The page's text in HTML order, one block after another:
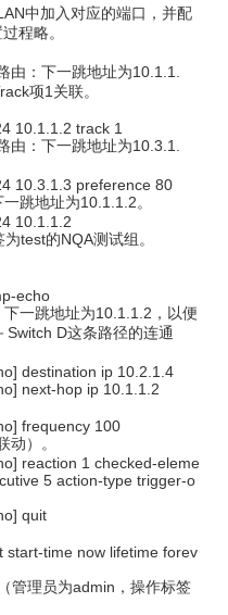
中加入对应的端口，并配
程略。
由：下一跳地址为10.1.1.
项1 关联。
10.1.1.2 track 1
由：下一跳地址为10.3.1.
10.3.1.3 preference 80
跳地址为10.1.1.2。
10.1.1.2
为test的NQA测试组。
echo
下一跳地址为10.1.1.2 ，以便
Switch D这条路径的连通
destination ip 10.2.1.4
next-hop ip 10.1.1.2
frequency 100
动）。
reaction 1 checked-eleme
5 action-type trigger-o
quit
start-time now lifetime forev
管理员为admin ，操作标签